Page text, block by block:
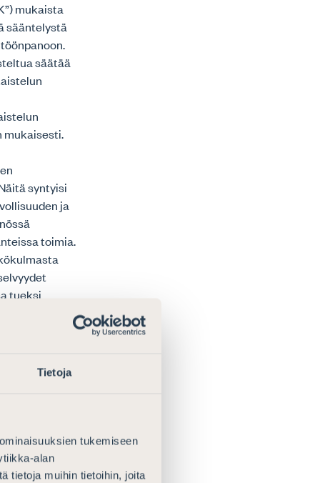
Tietoja
tukemiseen
alan
tietoja muihin tietoihin, joita
mukaista
sääntelystä
säätää
mukaisesti.
syntyisi
ja
toimia.
tueksi
osan
Ja